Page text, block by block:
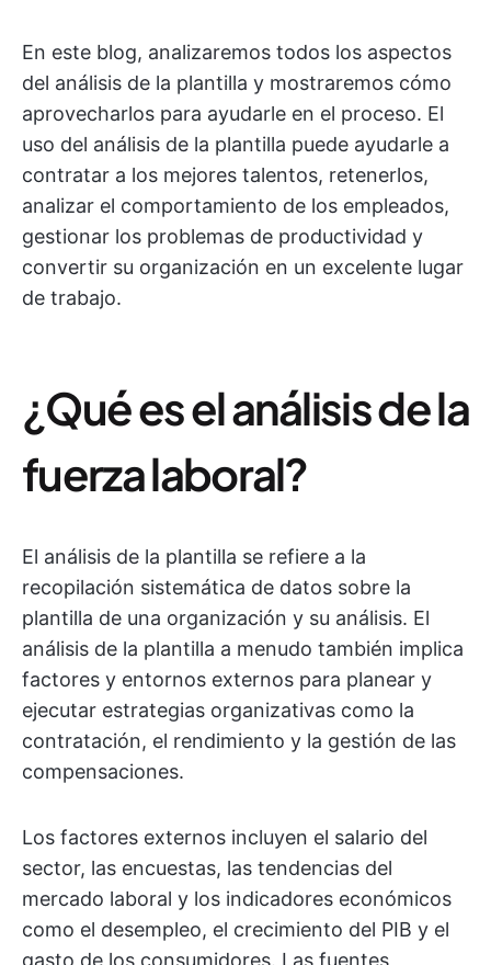
En este blog, analizaremos todos los aspectos
del análisis de la plantilla y mostraremos cómo
aprovecharlos para ayudarle en el proceso. El
uso del análisis de la plantilla puede ayudarle a
contratar a los mejores talentos, retenerlos,
analizar el comportamiento de los empleados,
gestionar los problemas de productividad y
convertir su organización en un excelente lugar
de trabajo.
¿Qué es el análisis de la
fuerza laboral?
El análisis de la plantilla se refiere a la
recopilación sistemática de datos sobre la
plantilla de una organización y su análisis. El
análisis de la plantilla a menudo también implica
factores y entornos externos para planear y
ejecutar estrategias organizativas como la
contratación, el rendimiento y la gestión de las
compensaciones.
Los factores externos incluyen el salario del
sector, las encuestas, las tendencias del
mercado laboral y los indicadores económicos
como el desempleo, el crecimiento del PIB y el
gasto de los consumidores. Las fuentes